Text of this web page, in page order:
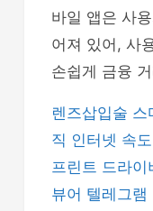
바일 앱은 사
어져 있어, 사
손쉽게 금융
렌즈삽입술 스
직 인터넷 속
프린트 드라이
뷰어 텔레그램